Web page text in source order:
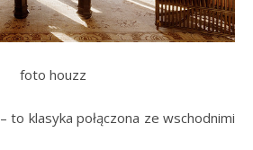
foto houzz
– to klasyka połączona ze wschodnimi